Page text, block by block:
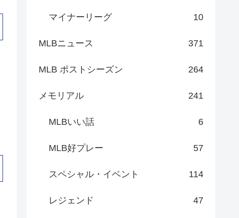
マイナーリーグ 10
MLBニュース 371
MLB ポストシーズン 264
メモリアル 241
MLBいい話 6
MLB好プレー 57
スペシャル・イベント 114
レジェンド 47